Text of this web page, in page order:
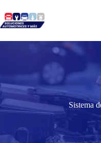
al
contenido
Sistema